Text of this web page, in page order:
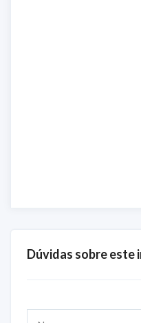
Dúvidas sobre este